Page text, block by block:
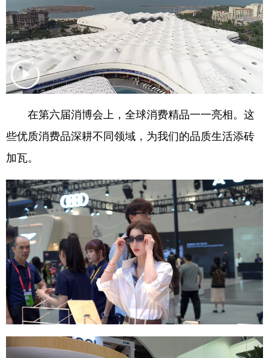
在第六届消博会上，全球消费精品一一亮相。这
些优质消费品深耕不同领域，为我们的品质生活添砖
加瓦。